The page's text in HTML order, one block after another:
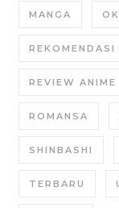
MANGA
REKOMENDASI
REVIEW ANIME
ROMANSA
SHINBASHI
TERBARU